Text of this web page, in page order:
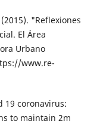
"Reflexiones
El Área
Urbano
www.re­
19 coronavirus:
to maintain 2m